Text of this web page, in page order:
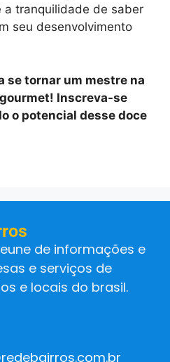
tranquilidade de saber
seu desenvolvimento
se tornar um mestre na
Inscreva-se
o potencial desse doce
de informações e
e serviços de
e locais do brasil.